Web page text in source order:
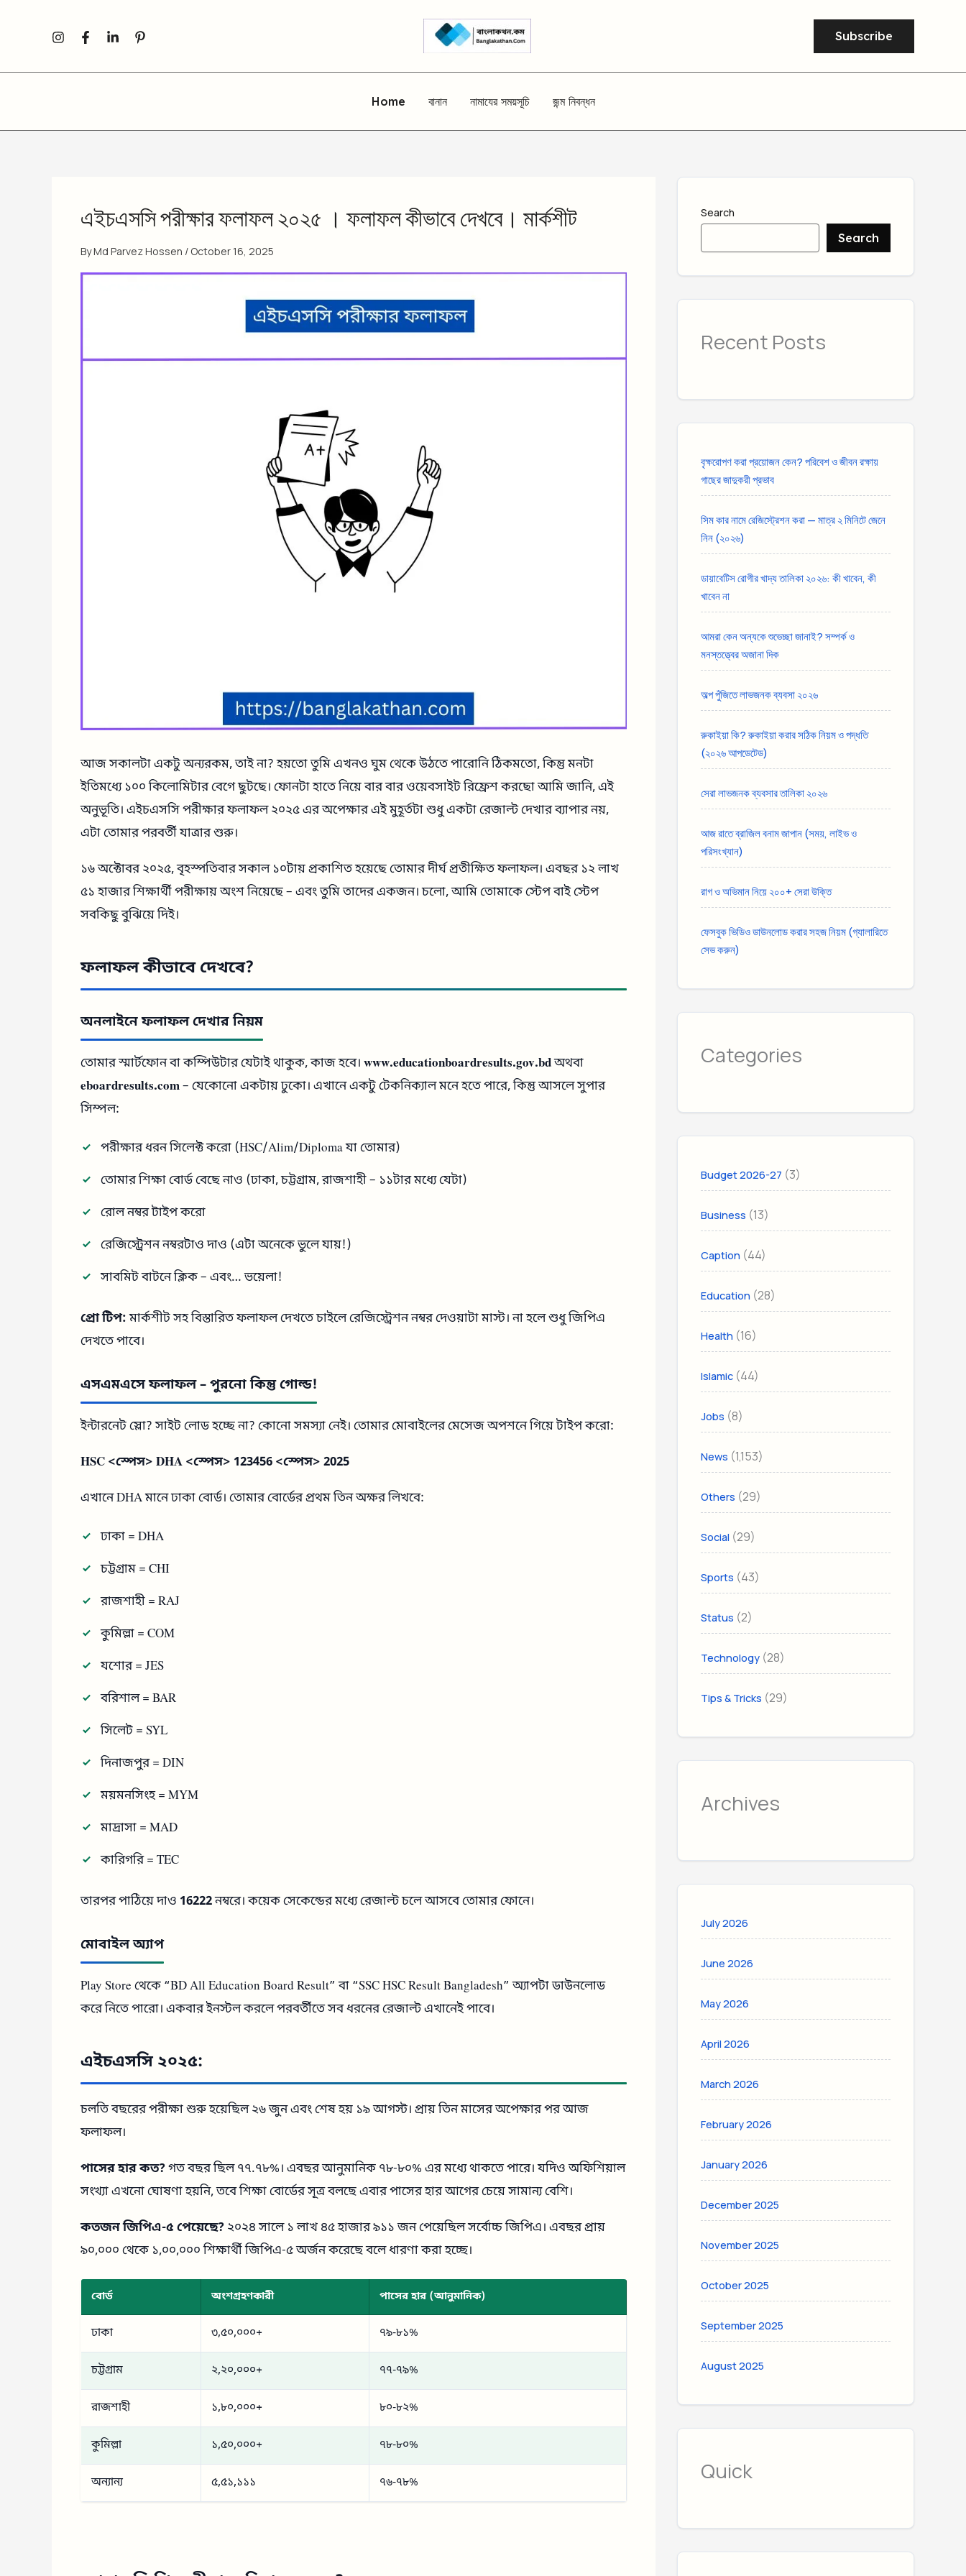
Subscribe
Home বানান নামাযের সময়সূচি জন্ম নিবন্ধন
এইচএসসি পরীক্ষার ফলাফল ২০২৫ । ফলাফল কীভাবে দেখবে। মার্কশীট
ByMd Parvez Hossen / October 16, 2025
আজ সকালটা একটু অন্যরকম, তাই না? হয়তো তুমি এখনও ঘুম থেকে উঠতে পারোনি ঠিকমতো, কিন্তু মনটা
ইতিমধ্যে ১০০ কিলোমিটার বেগে ছুটছে। ফোনটা হাতে নিয়ে বার বার ওয়েবসাইট রিফ্রেশ করছো আমি জানি, এই
অনুভূতি। এইচএসসি পরীক্ষার ফলাফল ২০২৫ এর অপেক্ষার এই মুহূর্তটা শুধু একটা রেজাল্ট দেখার ব্যাপার নয়,
এটা তোমার পরবর্তী যাত্রার শুরু।
১৬ অক্টোবর ২০২৫, বৃহস্পতিবার সকাল ১০টায় প্রকাশিত হয়েছে তোমার দীর্ঘ প্রতীক্ষিত ফলাফল। এবছর ১২ লাখ
৫১ হাজার শিক্ষার্থী পরীক্ষায় অংশ নিয়েছে – এবং তুমি তাদের একজন। চলো, আমি তোমাকে স্টেপ বাই স্টেপ
সবকিছু বুঝিয়ে দিই।
ফলাফল কীভাবে দেখবে?
অনলাইনে ফলাফল দেখার নিয়ম
তোমার স্মার্টফোন বা কম্পিউটার যেটাই থাকুক, কাজ হবে। www.educationboardresults.gov.bdঅথবা
eboardresults.com– যেকোনো একটায় ঢুকো। এখানে একটু টেকনিক্যাল মনে হতে পারে, কিন্তু আসলে সুপার
সিম্পল:
পরীক্ষার ধরন সিলেক্ট করো (HSC/Alim/Diploma যা তোমার)
তোমার শিক্ষা বোর্ড বেছে নাও (ঢাকা, চট্টগ্রাম, রাজশাহী – ১১টার মধ্যে যেটা)
রোল নম্বর টাইপ করো
রেজিস্ট্রেশন নম্বরটাও দাও (এটা অনেকে ভুলে যায়!)
সাবমিট বাটনে ক্লিক – এবং… ভয়েলা!
প্রো টিপ:মার্কশীট সহ বিস্তারিত ফলাফল দেখতে চাইলে রেজিস্ট্রেশন নম্বর দেওয়াটা মাস্ট। না হলে শুধু জিপিএ
দেখতে পাবে।
এসএমএসে ফলাফল – পুরনো কিন্তু গোল্ড!
ইন্টারনেট স্লো? সাইট লোড হচ্ছে না? কোনো সমস্যা নেই। তোমার মোবাইলের মেসেজ অপশনে গিয়ে টাইপ করো:
HSC <স্পেস> DHA <স্পেস> 123456 <স্পেস> 2025
এখানে DHA মানে ঢাকা বোর্ড। তোমার বোর্ডের প্রথম তিন অক্ষর লিখবে:
ঢাকা = DHA
চট্টগ্রাম = CHI
রাজশাহী = RAJ
কুমিল্লা = COM
যশোর = JES
বরিশাল = BAR
সিলেট = SYL
দিনাজপুর = DIN
ময়মনসিংহ = MYM
মাদ্রাসা = MAD
কারিগরি = TEC
তারপর পাঠিয়ে দাও 16222নম্বরে। কয়েক সেকেন্ডের মধ্যে রেজাল্ট চলে আসবে তোমার ফোনে।
মোবাইল অ্যাপ
Play Store থেকে “BD All Education Board Result” বা “SSC HSC Result Bangladesh” অ্যাপটা ডাউনলোড
করে নিতে পারো। একবার ইনস্টল করলে পরবর্তীতে সব ধরনের রেজাল্ট এখানেই পাবে।
এইচএসসি ২০২৫:
চলতি বছরের পরীক্ষা শুরু হয়েছিল ২৬ জুন এবং শেষ হয় ১৯ আগস্ট। প্রায় তিন মাসের অপেক্ষার পর আজ
ফলাফল।
পাসের হার কত?গত বছর ছিল ৭৭.৭৮%। এবছর আনুমানিক ৭৮-৮০% এর মধ্যে থাকতে পারে। যদিও অফিশিয়াল
সংখ্যা এখনো ঘোষণা হয়নি, তবে শিক্ষা বোর্ডের সূত্র বলছে এবার পাসের হার আগের চেয়ে সামান্য বেশি।
কতজন জিপিএ-৫ পেয়েছে? ২০২৪ সালে ১ লাখ ৪৫ হাজার ৯১১ জন পেয়েছিল সর্বোচ্চ জিপিএ। এবছর প্রায়
৯০,০০০ থেকে ১,০০,০০০ শিক্ষার্থী জিপিএ-৫ অর্জন করেছে বলে ধারণা করা হচ্ছে।
বোর্ড অংশগ্রহণকারী পাসের হার (আনুমানিক)
ঢাকা ৩,৫০,০০০+ ৭৯-৮১%
চট্টগ্রাম ২,২০,০০০+ ৭৭-৭৯%
রাজশাহী ১,৮০,০০০+ ৮০-৮২%
কুমিল্লা ১,৫০,০০০+ ৭৮-৮০%
অন্যান্য ৫,৫১,১১১ ৭৬-৭৮%
Search
Search
Recent Posts
বৃক্ষরোপণ করা প্রয়োজন কেন? পরিবেশ ও জীবন রক্ষায়
গাছের জাদুকরী প্রভাব
সিম কার নামে রেজিস্ট্রেশন করা — মাত্র ২ মিনিটে জেনে
নিন (২০২৬)
ডায়াবেটিস রোগীর খাদ্য তালিকা ২০২৬: কী খাবেন, কী
খাবেন না
আমরা কেন অন্যকে শুভেচ্ছা জানাই? সম্পর্ক ও
মনস্তত্ত্বের অজানা দিক
অল্প পুঁজিতে লাভজনক ব্যবসা ২০২৬
রুকাইয়া কি? রুকাইয়া করার সঠিক নিয়ম ও পদ্ধতি
(২০২৬ আপডেটেড)
সেরা লাভজনক ব্যবসার তালিকা ২০২৬
আজ রাতে ব্রাজিল বনাম জাপান (সময়, লাইভ ও
পরিসংখ্যান)
রাগ ও অভিমান নিয়ে ২০০+ সেরা উক্তি
ফেসবুক ভিডিও ডাউনলোড করার সহজ নিয়ম (গ্যালারিতে
সেভ করুন)
Categories
Budget 2026-27 (3)
Business (13)
Caption (44)
Education (28)
Health (16)
Islamic (44)
Jobs (8)
News (1,153)
Others (29)
Social (29)
Sports (43)
Status (2)
Technology (28)
Tips & Tricks (29)
Archives
July 2026
June 2026
May 2026
April 2026
March 2026
February 2026
January 2026
December 2025
November 2025
October 2025
September 2025
August 2025
Quick